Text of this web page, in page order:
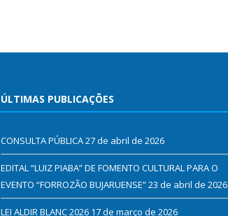
ÚLTIMAS PUBLICAÇÕES
CONSULTA PÚBLICA27 de abril de 2026
EDITAL “LUIZ PIABA” DE FOMENTO CULTURAL PARA O
EVENTO “FORROZÃO BUJARUENSE”23 de abril de 2026
LEI ALDIR BLANC 2026 17 de março de 2026